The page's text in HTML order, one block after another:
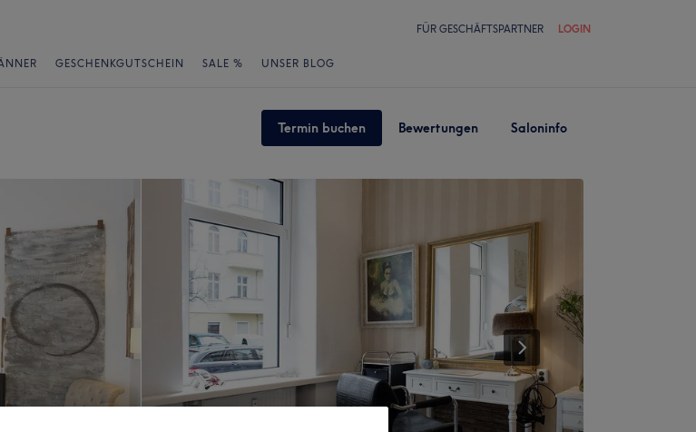
FÜR GESCHÄFTSPARTNER LOGIN
GESCHENKGUTSCHEIN SALE % UNSER BLOG
Termin buchen Bewertungen Saloninfo